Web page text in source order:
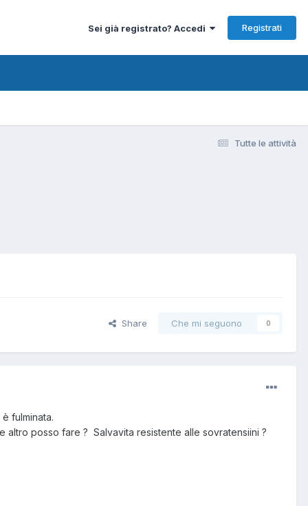
Sei già registrato? Accedi Registrati
Tutte le attività
Share Che mi seguono 0
fulminata.
posso fare ? Salvavita resistente alle sovratensiini ?